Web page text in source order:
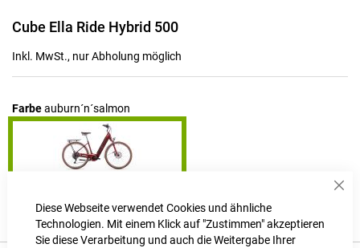
Diese Webseite verwendet Cookies und ähnliche
Technologien. Mit einem Klick auf "Zustimmen" akzeptieren
Sie diese Verarbeitung und auch die Weitergabe Ihrer
Zum
der
Cube Ella Ride Hybrid 500
Inkl. MwSt., nur Abholung möglich
Farbeauburn´n´salmon